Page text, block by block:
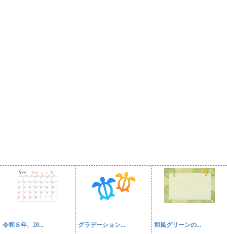
令和８年、20... グラデーション... 和風グリーンの...